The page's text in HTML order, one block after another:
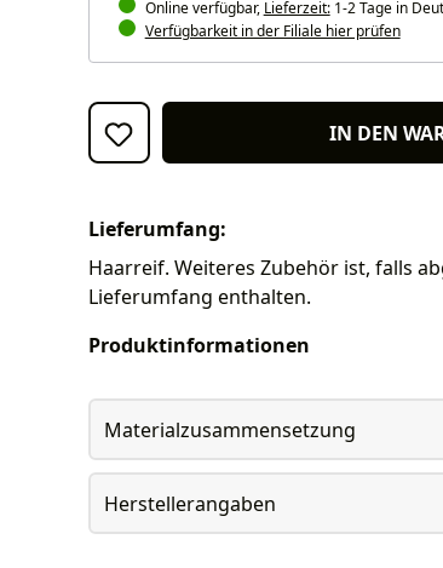
Online verfügbar, Lieferzeit:1-2 Tage in
Verfügbarkeit in der Filiale hier prüfen
IN DEN
Lieferumfang:
Haarreif. Weiteres Zubehör ist, falls
Lieferumfang enthalten.
Produktinformationen
Materialzusammensetzung
Herstellerangaben